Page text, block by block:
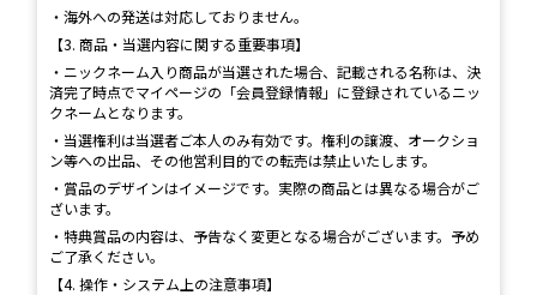
・海外への発送は対応しておりません。
【3. 商品・当選内容に関する重要事項】
・ニックネーム入り商品が当選された場合、記載される名称は、決
済完了時点でマイページの「会員登録情報」に登録されているニッ
クネームとなります。
・当選権利は当選者ご本人のみ有効です。権利の譲渡、オークショ
ン等への出品、その他営利目的での転売は禁止いたします。
・賞品のデザインはイメージです。実際の商品とは異なる場合がご
ざいます。
・特典賞品の内容は、予告なく変更となる場合がございます。予め
ご了承ください。
【4. 操作・システム上の注意事項】